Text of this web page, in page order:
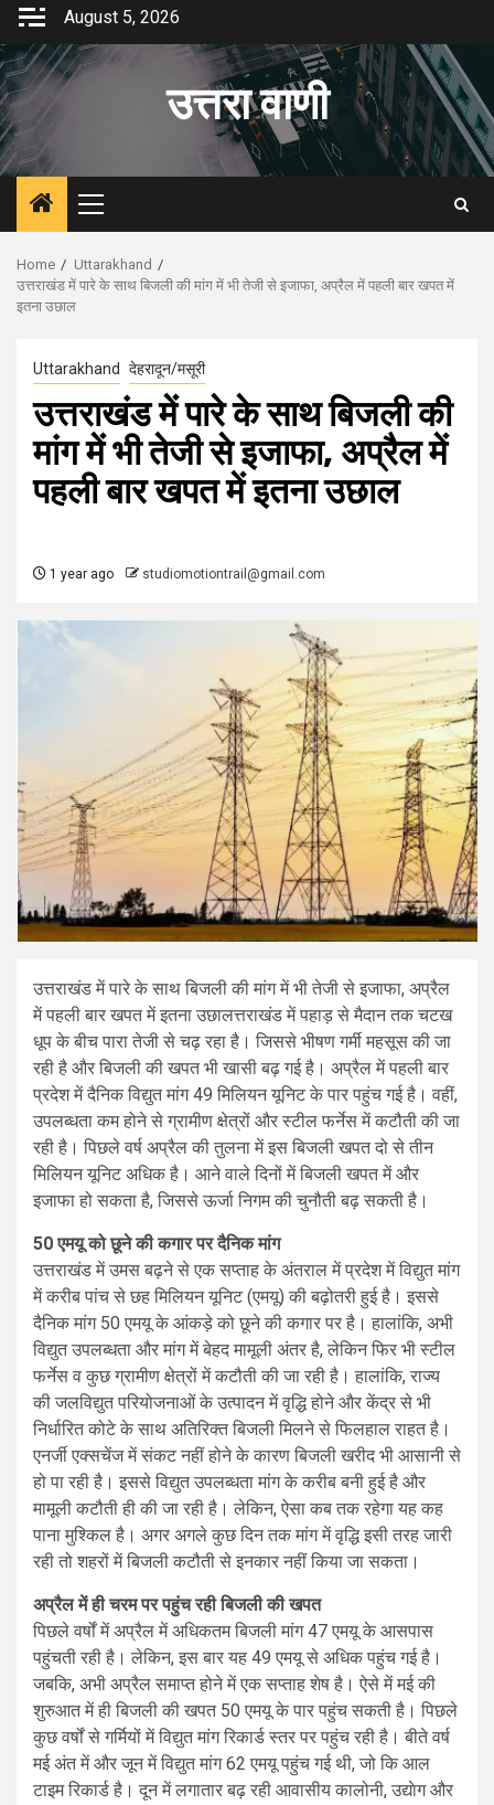
Skip
content
August 5, 2026
उत्तरा वाणी
Primary
Menu
Home
Uttarakhand
उत्तराखंड में पारे के साथ बिजली की मांग में भी तेजी से इजाफा, अप्रैल में पहली बार खपत में
इतना उछाल
Uttarakhand देहरादून/मसूरी
उत्तराखंड में पारे के साथ बिजली की
मांग में भी तेजी से इजाफा, अप्रैल में
पहली बार खपत में इतना उछाल
1 year ago studiomotiontrail@gmail.com
उत्तराखंड में पारे के साथ बिजली की मांग में भी तेजी से इजाफा, अप्रैल
में पहली बार खपत में इतना उछालत्तराखंड में पहाड़ से मैदान तक चटख
धूप के बीच पारा तेजी से चढ़ रहा है। जिससे भीषण गर्मी महसूस की जा
रही है और बिजली की खपत भी खासी बढ़ गई है। अप्रैल में पहली बार
प्रदेश में दैनिक विद्युत मांग 49 मिलियन यूनिट के पार पहुंच गई है। वहीं,
उपलब्धता कम होने से ग्रामीण क्षेत्रों और स्टील फर्नेस में कटौती की जा
रही है। पिछले वर्ष अप्रैल की तुलना में इस बिजली खपत दो से तीन
मिलियन यूनिट अधिक है। आने वाले दिनों में बिजली खपत में और
इजाफा हो सकता है, जिससे ऊर्जा निगम की चुनौती बढ़ सकती है।
50 एमयू को छूने की कगार पर दैनिक मांग
उत्तराखंड में उमस बढ़ने से एक सप्ताह के अंतराल में प्रदेश में विद्युत मांग
में करीब पांच से छह मिलियन यूनिट (एमयू) की बढ़ोतरी हुई है। इससे
दैनिक मांग 50 एमयू के आंकड़े को छूने की कगार पर है। हालांकि, अभी
विद्युत उपलब्धता और मांग में बेहद मामूली अंतर है, लेकिन फिर भी स्टील
फर्नेस व कुछ ग्रामीण क्षेत्रों में कटौती की जा रही है। हालांकि, राज्य
की जलविद्युत परियोजनाओं के उत्पादन में वृद्धि होने और केंद्र से भी
निर्धारित कोटे के साथ अतिरिक्त बिजली मिलने से फिलहाल राहत है।
एनर्जी एक्सचेंज में संकट नहीं होने के कारण बिजली खरीद भी आसानी से
हो पा रही है। इससे विद्युत उपलब्धता मांग के करीब बनी हुई है और
मामूली कटौती ही की जा रही है। लेकिन, ऐसा कब तक रहेगा यह कह
पाना मुश्किल है। अगर अगले कुछ दिन तक मांग में वृद्धि इसी तरह जारी
रही तो शहरों में बिजली कटौती से इनकार नहीं किया जा सकता।
अप्रैल में ही चरम पर पहुंच रही बिजली की खपत
पिछले वर्षों में अप्रैल में अधिकतम बिजली मांग 47 एमयू के आसपास
पहुंचती रही है। लेकिन, इस बार यह 49 एमयू से अधिक पहुंच गई है।
जबकि, अभी अप्रैल समाप्त होने में एक सप्ताह शेष है। ऐसे में मई की
शुरुआत में ही बिजली की खपत 50 एमयू के पार पहुंच सकती है। पिछले
कुछ वर्षों से गर्मियों में विद्युत मांग रिकार्ड स्तर पर पहुंच रही है। बीते वर्ष
मई अंत में और जून में विद्युत मांग 62 एमयू पहुंच गई थी, जो कि आल
टाइम रिकार्ड है। दून में लगातार बढ़ रही आवासीय कालोनी, उद्याेग और